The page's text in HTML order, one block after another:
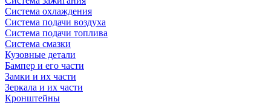
Система охлаждения
Система подачи воздуха
Система подачи топлива
Система смазки
Кузовные детали
Бампер и его части
Замки и их части
Зеркала и их части
Кронштейны